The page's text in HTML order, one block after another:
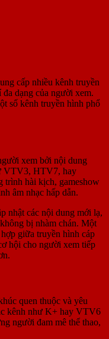
cấp nhiều kênh truyền
dạng của người xem.
số kênh truyền hình phổ
xem bởi nội dung
VTV3, HTV7, hay
trình hài kịch, gameshow
âm nhạc hấp dẫn.
nhật các nội dung mới lạ,
bị nhàm chán. Một
giữa truyền hình cáp
hội cho người xem tiếp
quen thuộc và yêu
kênh như K+ hay VTV6
người đam mê thể thao,